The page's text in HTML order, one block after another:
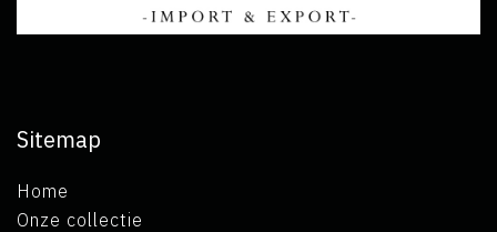
Sitemap
Home
Onze collectie